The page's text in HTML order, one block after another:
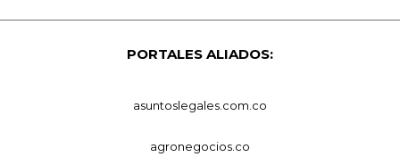
PORTALES ALIADOS:
asuntoslegales.com.co
agronegocios.co